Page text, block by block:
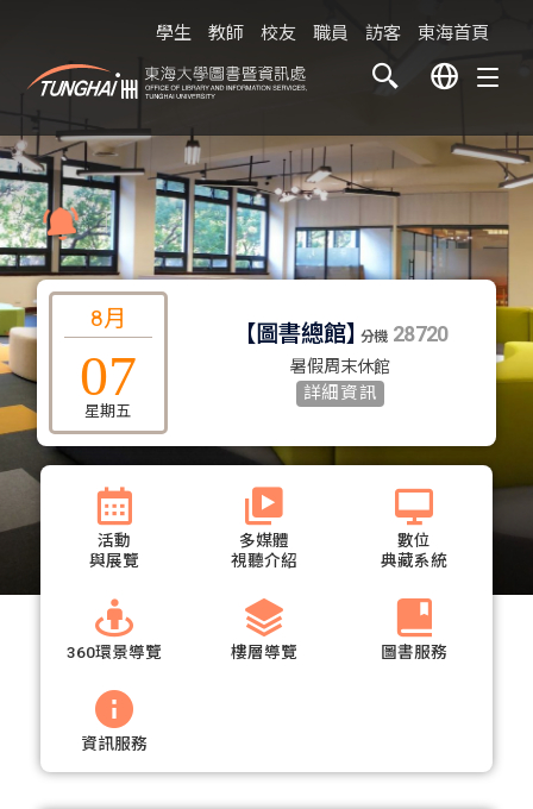
學生 教師 校友 職員 訪客 東海首頁
點擊
8月
07
星期五
【圖書總館】分機 28720
暑假周末休館
詳細資訊
活動
與展覽
多媒體
視聽介紹
數位
典藏系統
360環景導覽 樓層導覽 圖書服務
資訊服務